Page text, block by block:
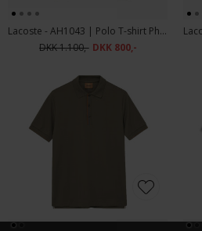
Lacoste - AH1043 | Polo T-shirt Phoenix Blue
DKK 1.100,- DKK 800,-